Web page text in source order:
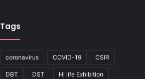
Tags
coronavirus COVID-19 CSIR
DBT DST Hi life Exhibition